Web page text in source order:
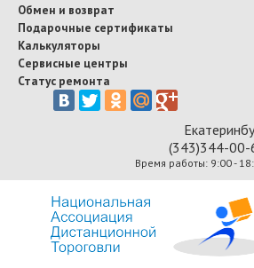
Обмен и возврат
Подарочные сертификаты
Калькуляторы
Сервисные центры
Статус ремонта
(343)344-00-
Время работы: 9:00 -